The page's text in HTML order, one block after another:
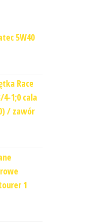
5W40
Race
4-1;0 cala
/ zawór
1